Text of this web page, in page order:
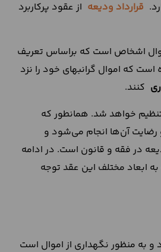
قرارداد ودیعه از عقود پرکاربرد
اشخاص است که براساس تعریف
که اموال گرانبهای خود را نزد
کنند.
خواهد شد. همانطور که
رضایت آن‌ها انجام می‌شود و
در فقه و قانون است. در ادامه
مختلف این عقد توجه
به منظور نگهداری از اموال است